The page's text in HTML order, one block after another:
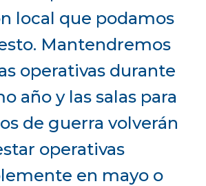
local que podamos
Mantendremos
operativas durante
año y las salas para
de guerra volverán
operativas
en mayo o